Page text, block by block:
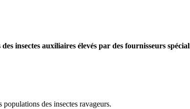
insectes auxiliaires élevés par des fournisseurs
des insectes ravageurs.